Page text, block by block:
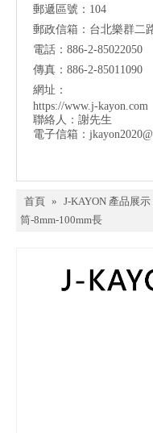
郵遞區號：104
郵政信箱：台北樂群二
電話：886-2-85022050
傳真：886-2-85011090
網址：
https://www.j-kayon.com
聯絡人：謝先生
電子信箱：
首頁 » J-KAYON 產品展示
筒-8mm-100mm長